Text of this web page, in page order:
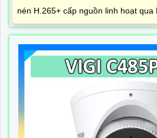
nén H.265+ cấp nguồn linh hoạt qua